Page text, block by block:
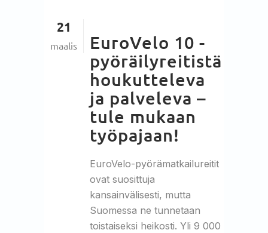
21
maalis
EuroVelo 10 -
pyöräilyreitistä
houkutteleva
ja palveleva –
tule mukaan
työpajaan!
EuroVelo-pyörämatkailureitit
ovat suosittuja
kansainvälisesti, mutta
Suomessa ne tunnetaan
toistaiseksi heikosti. Yli 9 000